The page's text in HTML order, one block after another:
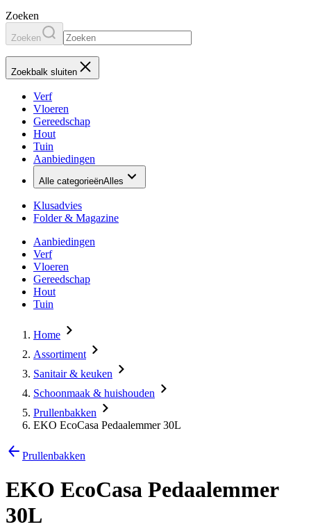
Zoeken
Zoeken
Zoekbalk sluiten
Verf
Vloeren
Gereedschap
Hout
Tuin
Aanbiedingen
Alle categorieënAlles
Klusadvies
Folder & Magazine
Aanbiedingen
Verf
Vloeren
Gereedschap
Hout
Tuin
Home
Assortiment
Sanitair & keuken
Schoonmaak & huishouden
Prullenbakken
EKO EcoCasa Pedaalemmer 30L
Prullenbakken
EKO EcoCasa Pedaalemmer
30L